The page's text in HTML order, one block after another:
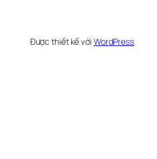
Được thiết kế với WordPress